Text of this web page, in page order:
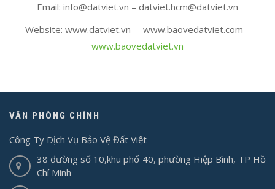
Email: info@datviet.vn – datviet.hcm@datviet.vn
Website: www.datviet.vn – www.baovedatviet.com –
www.baovedatviet.vn
VĂN PHÒNG CHÍNH
Công Ty Dịch Vụ Bảo Vệ Đất Việt
38 đường số 10,khu phố 40, phường Hiệp Bình, TP Hồ
Chí Minh